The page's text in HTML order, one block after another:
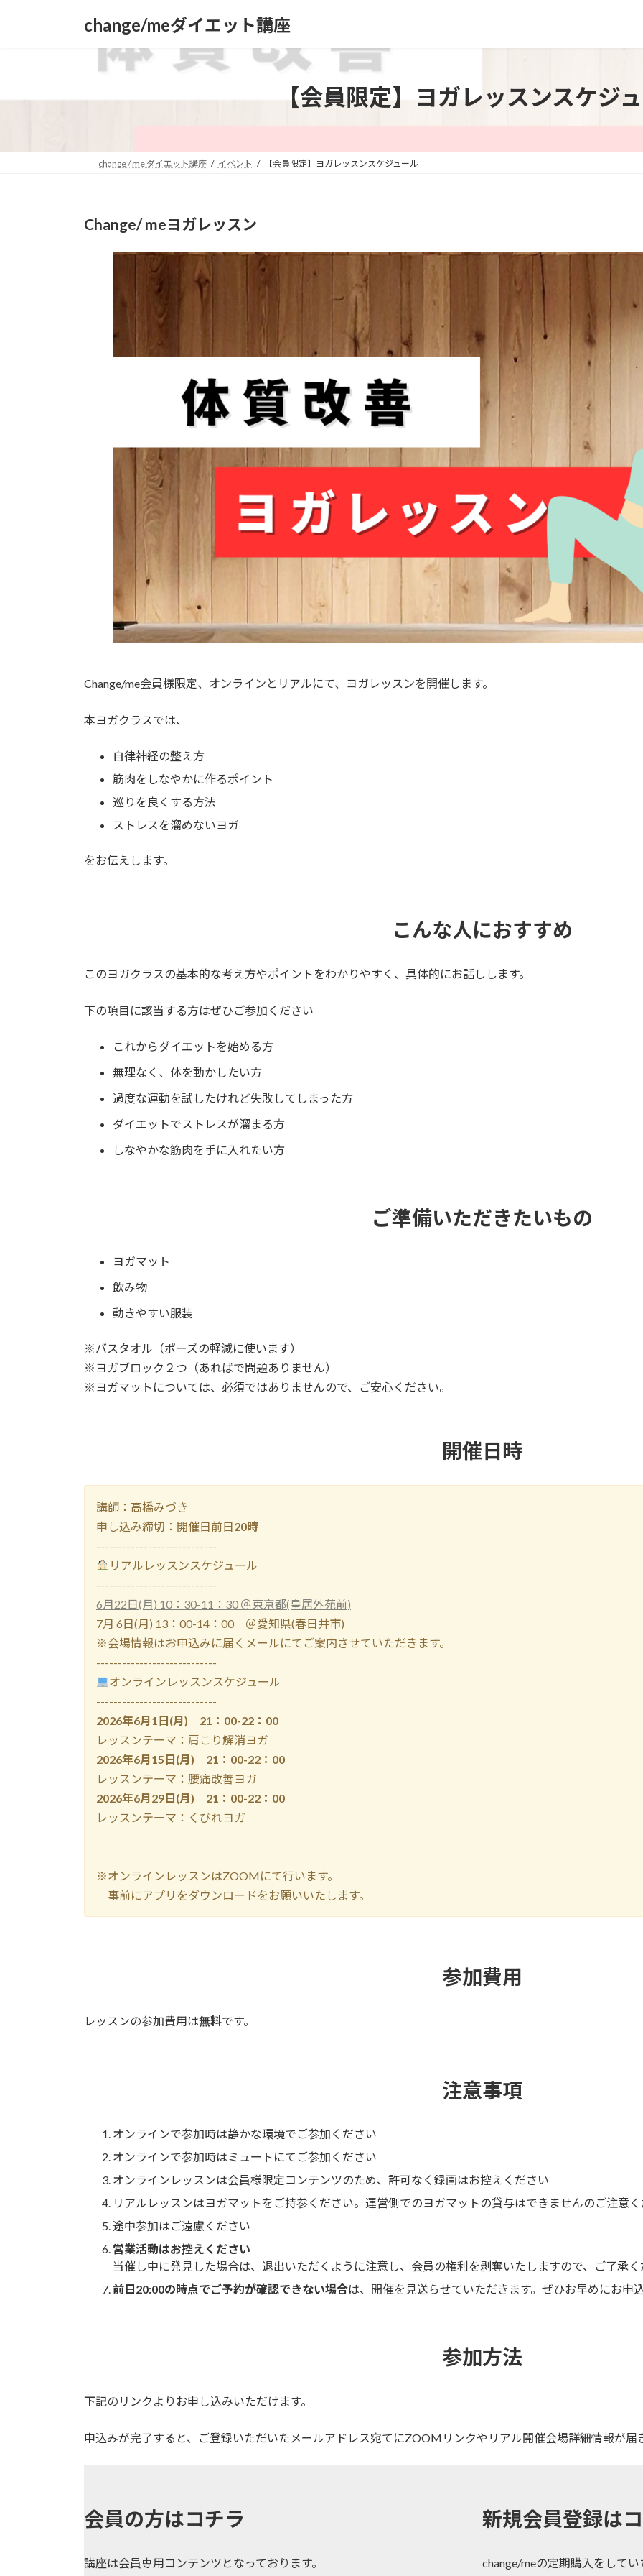
change/meダイエット講座
【会員限定】ヨガレッスンスケジ
change / me ダイエット講座 イベント 【会員限定】ヨガレッスンスケジュール
Change/ meヨガレッスン
Change/me会員様限定、オンラインとリアルにて、ヨガレッスンを開催します。
本ヨガクラスでは、
自律神経の整え方
筋肉をしなやかに作るポイント
巡りを良くする方法
ストレスを溜めないヨガ
をお伝えします。
こんな人におすすめ
このヨガクラスの基本的な考え方やポイントをわかりやすく、具体的にお話しします。
下の項目に該当する方はぜひご参加ください
これからダイエットを始める方
無理なく、体を動かしたい方
過度な運動を試したけれど失敗してしまった方
ダイエットでストレスが溜まる方
しなやかな筋肉を手に入れたい方
ご準備いただきたいもの
ヨガマット
飲み物
動きやすい服装
※バスタオル（ポーズの軽減に使います）
※ヨガブロック２つ（あればで問題ありません）
※ヨガマットについては、必須ではありませんので、ご安心ください。
開催日時
講師：高橋みづき
申し込み締切：開催日前日20時
----------------------------
リアルレッスンスケジュール
----------------------------
6月22日(月) 10：30-11：30 ＠東京都(皇居外苑前)
7月 6日(月) 13：00-14：00 ＠愛知県(春日井市)
※会場情報はお申込みに届くメールにてご案内させていただきます。
----------------------------
オンラインレッスンスケジュール
----------------------------
2026年6月1日(月) 21：00-22：00
レッスンテーマ：肩こり解消ヨガ
2026年6月15日(月) 21：00-22：00
レッスンテーマ：腰痛改善ヨガ
2026年6月29日(月) 21：00-22：00
レッスンテーマ：くびれヨガ
※オンラインレッスンはZOOMにて行います。
事前にアプリをダウンロードをお願いいたします。
参加費用
レッスンの参加費用は無料です。
注意事項
オンラインで参加時は静かな環境でご参加ください
オンラインで参加時はミュートにてご参加ください
オンラインレッスンは会員様限定コンテンツのため、許可なく録画はお控えください
リアルレッスンはヨガマットをご持参ください。運営側でのヨガマットの貸与はできませんのご注意
途中参加はご遠慮ください
営業活動はお控えください
当催し中に発見した場合は、退出いただくように注意し、会員の権利を剥奪いたしますので、ご了承
前日20:00の時点でご予約が確認できない場合は、開催を見送らせていただきます。ぜひお早めにお申
参加方法
下記のリンクよりお申し込みいただけます。
申込みが完了すると、ご登録いただいたメールアドレス宛てにZOOMリンクやリアル開催会場詳細情報が
会員の方はコチラ
講座は会員専用コンテンツとなっております。
新規会員登録は
change/meの定期購入をして